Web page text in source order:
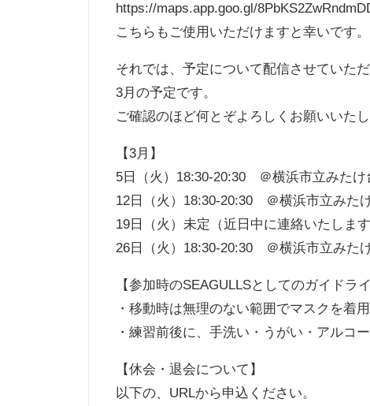
https://maps.app.goo.gl/
こちらもご使用いただけますと幸いです。
それでは、予定について配信させていただ
3月の予定です。
ご確認のほど何とぞよろしくお願いいたし
【3月】
5日（火）18:30-20:30 ＠横浜市立みたけ
12日（火）18:30-20:30 ＠横浜市立みた
19日（火）未定（近日中に連絡いたします
26日（火）18:30-20:30 ＠横浜市立みた
【参加時のSEAGULLSとしてのガイドライ
・移動時は無理のない範囲でマスクを着
・練習前後に、手洗い・うがい・アルコ
【休会・退会について】
以下の、URLから申込ください。